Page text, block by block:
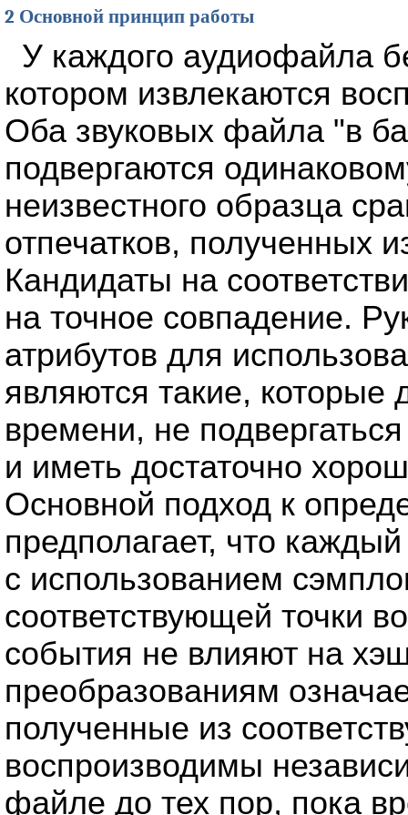
2 Основной принцип работы
У каждого аудиофайла
котором извлекаются
Оба звуковых файла "в
подвергаются
неизвестного образца
отпечатков, полученных
Кандидаты на
на точное совпадение.
атрибутов для
являются такие,
времени, не
и иметь достаточно
Основной подход к
предполагает, что
с использованием
соответствующей точки
события не влияют на
преобразованиям
полученные из
воспроизводимы
файле до тех пор, пока